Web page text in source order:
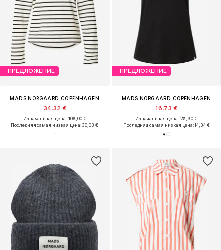
ПРЕДЛОЖЕНИЕ
MADS NORGAARD COPENHAGEN
34,32 €
Изначальная цена: 109,00 €
Последняя самая низкая цена:30,03 €
ПРЕДЛОЖЕНИЕ
MADS NORGAARD COPENHAGEN
16,73 €
Изначальная цена: 28,90 €
Последняя самая низкая цена:14,34 €